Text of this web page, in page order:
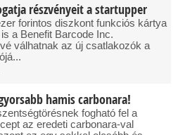
részvényeit a startupper
forintos diszkont funkciós kártya
a Benefit Barcode Inc.
válhatnak az új csatlakozók a
hamis carbonara!
fogható fel a
az eredeti carbonara-val